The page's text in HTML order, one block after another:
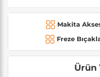
Makita
Freze
Ürün